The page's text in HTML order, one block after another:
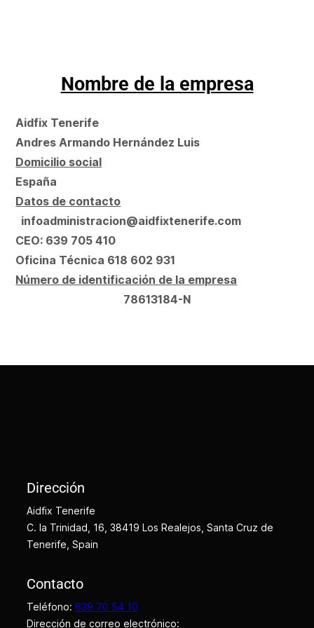
Nombre de la empresa
Aidfix Tenerife
Andres Armando Hernández Luis
Domicilio social
España
Datos de contacto
infoadministracion@aidfixtenerife.com
CEO: 639 705 410
Oficina Técnica 618 602 931
Número de identificación de la empresa
78613184-N
Dirección
Aidfix Tenerife
C. la Trinidad, 16, 38419 Los Realejos, Santa Cruz de
Tenerife, Spain
Contacto
Teléfono: 639 70 54 10
Dirección de correo electrónico: